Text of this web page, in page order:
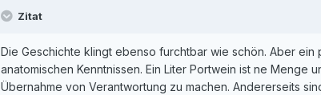
Zitat
Die Geschichte klingt ebenso furchtbar wie schön. Aber ein
anatomischen Kenntnissen. Ein Liter Portwein ist ne
Übernahme von Verantwortung zu machen. Andererseits